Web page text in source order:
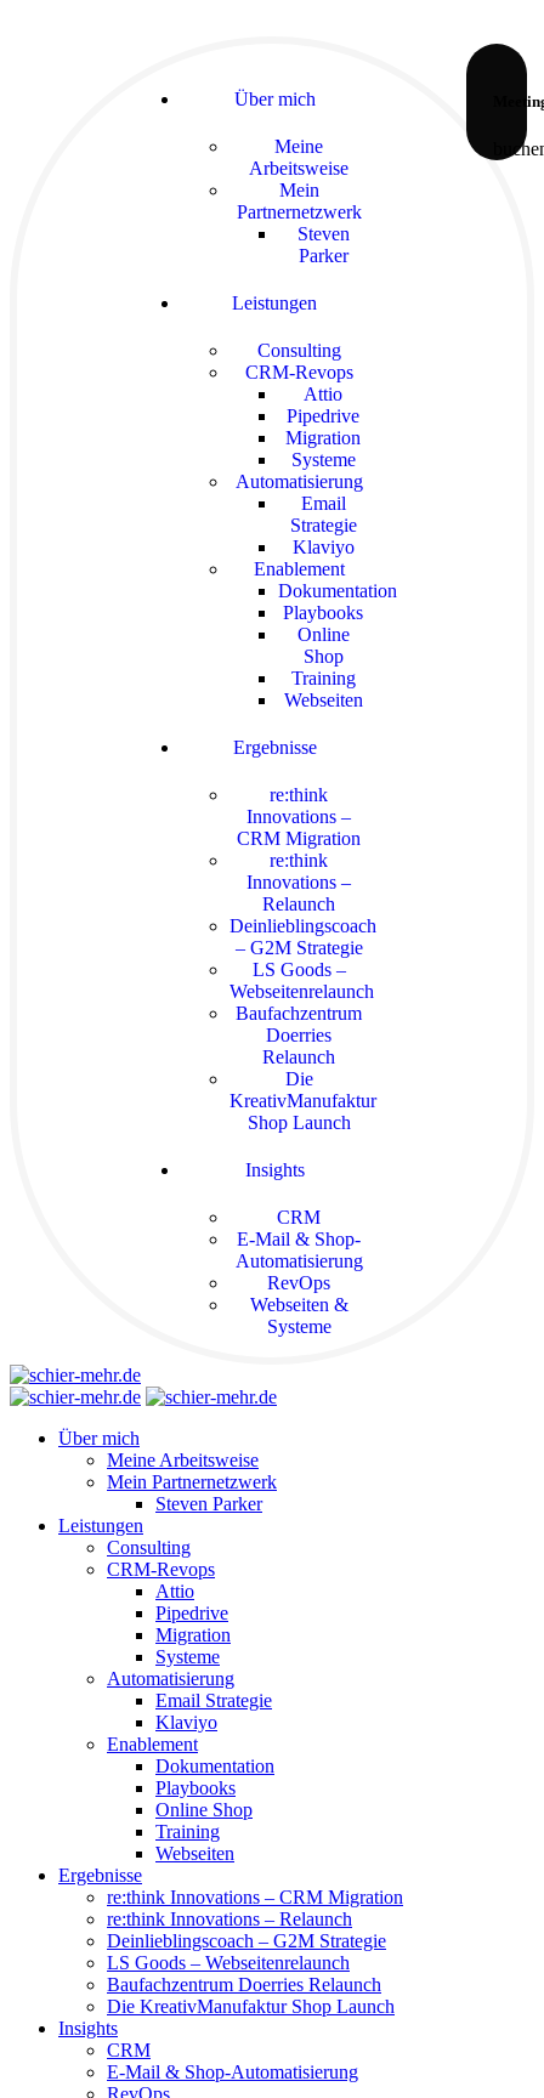
Über mich
Meine
Arbeitsweise
Mein
Partnernetzwerk
Steven
Parker
Leistungen
Consulting
CRM-Revops
Attio
Pipedrive
Migration
Systeme
Automatisierung
Email
Strategie
Klaviyo
Enablement
Dokumentation
Playbooks
Online
Shop
Training
Webseiten
Ergebnisse
re:think
Innovations –
CRM Migration
re:think
Innovations –
Relaunch
Deinlieblingscoach
– G2M Strategie
LS Goods –
Webseitenrelaunch
Baufachzentrum
Doerries
Relaunch
Die
KreativManufaktur
Shop Launch
Insights
CRM
E-Mail & Shop-
Automatisierung
RevOps
Webseiten &
Systeme
Über mich
Meine Arbeitsweise
Mein Partnernetzwerk
Steven Parker
Leistungen
Consulting
CRM-Revops
Attio
Pipedrive
Migration
Systeme
Automatisierung
Email Strategie
Klaviyo
Enablement
Dokumentation
Playbooks
Online Shop
Training
Webseiten
Ergebnisse
re:think Innovations – CRM Migration
re:think Innovations – Relaunch
Deinlieblingscoach – G2M Strategie
LS Goods – Webseitenrelaunch
Baufachzentrum Doerries Relaunch
Die KreativManufaktur Shop Launch
Insights
CRM
E-Mail & Shop-Automatisierung
RevOps